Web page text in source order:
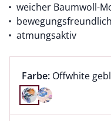
weicher Baumwoll-
bewegungsfreundlich
atmungsaktiv
Farbauswahl:
Farbe: aktuell
Offwhite
Farbe Offwhite